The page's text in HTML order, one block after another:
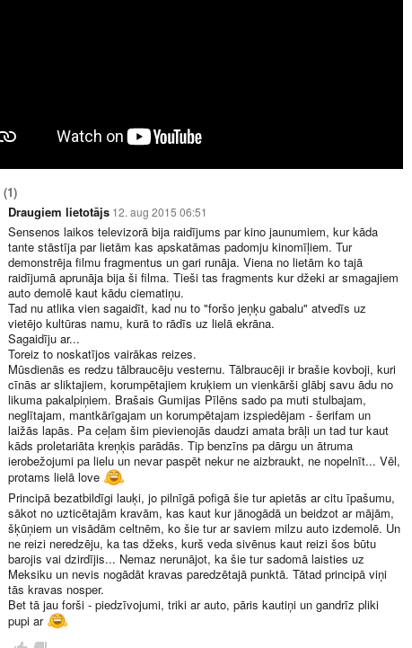
(1)
Draugiem lietotājs 12. aug 2015 06:51
Sensenos laikos televizorā bija raidījums par kino jaunumiem, kur kāda
tante stāstīja par lietām kas apskatāmas padomju kinomīļiem. Tur
demonstrēja filmu fragmentus un gari runāja. Viena no lietām ko tajā
raidījumā aprunāja bija ši filma. Tieši tas fragments kur džeki ar smagajiem
auto demolē kaut kādu ciematiņu.
Tad nu atlika vien sagaidīt, kad nu to "foršo jeņķu gabalu" atvedīs uz
vietējo kultūras namu, kurā to rādīs uz lielā ekrāna.
Sagaidīju ar...
Toreiz to noskatījos vairākas reizes.
Mūsdienās es redzu tālbraucēju vesternu. Tālbraucēji ir brašie kovboji, kuri
cīnās ar sliktajiem, korumpētajiem kruķiem un vienkārši glābj savu ādu no
likuma pakalpiņiem. Brašais Gumijas Pīlēns sado pa muti stulbajam,
neglītajam, mantkārīgajam un korumpētajam izspiedējam - šerifam un
laižās lapās. Pa ceļam šim pievienojās daudzi amata brāļi un tad tur kaut
kāds proletariāta kreņķis parādās. Tip benzīns pa dārgu un ātruma
ierobežojumi pa lielu un nevar paspēt nekur ne aizbraukt, ne nopelnīt... Vēl,
protams lielā love
Principā bezatbildīgi lauķi, jo pilnīgā pofigā šie tur apietās ar citu īpašumu,
sākot no uzticētajām kravām, kas kaut kur jānogādā un beidzot ar mājām,
šķūņiem un visādām celtnēm, ko šie tur ar saviem milzu auto izdemolē. Un
ne reizi neredzēju, ka tas džeks, kurš veda sivēnus kaut reizi šos būtu
barojis vai dzirdījis... Nemaz nerunājot, ka šie tur sadomā laisties uz
Meksiku un nevis nogādāt kravas paredzētajā punktā. Tātad principā viņi
tās kravas nosper.
Bet tā jau forši - piedzīvojumi, triki ar auto, pāris kautiņi un gandrīz pliki
pupi ar